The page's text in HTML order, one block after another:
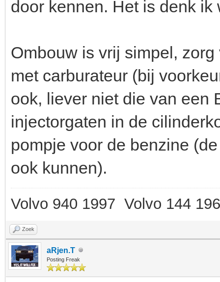
door kennen. Het is denk
Ombouw is vrij simpel,
met carburateur (bij
ook, liever niet die van een
injectorgaten in de
pompje voor de benzine
ook kunnen).
Volvo 940 1997 Volvo 144
Zoek
aRjen.T
Posting Freak